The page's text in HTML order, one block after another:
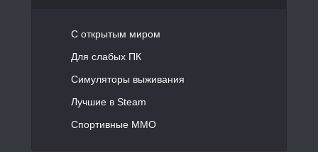
С открытым миром
Для слабых ПК
Симуляторы выживания
Лучшие в Steam
Спортивные MMO